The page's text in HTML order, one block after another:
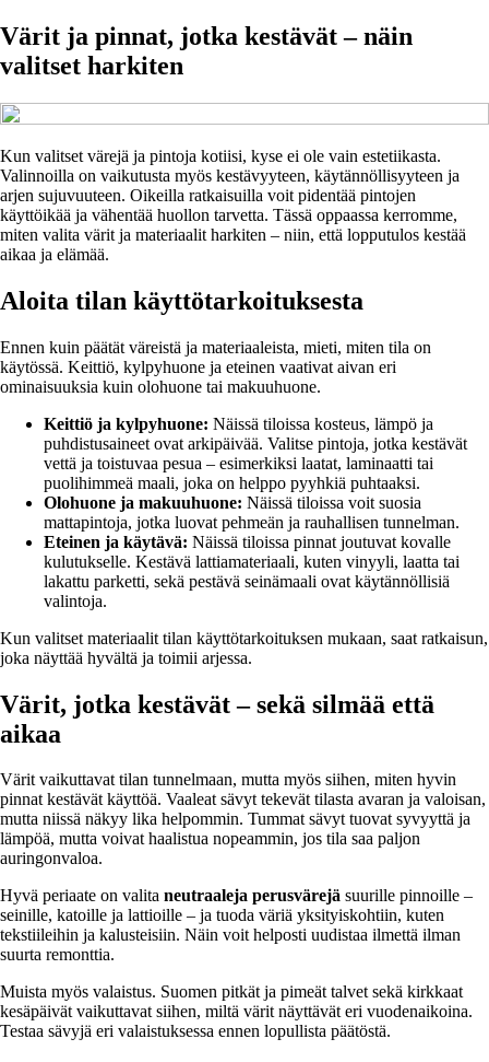
Värit ja pinnat, jotka kestävät – näin
valitset harkiten
Kun valitset värejä ja pintoja kotiisi, kyse ei ole vain estetiikasta.
Valinnoilla on vaikutusta myös kestävyyteen, käytännöllisyyteen ja
arjen sujuvuuteen. Oikeilla ratkaisuilla voit pidentää pintojen
käyttöikää ja vähentää huollon tarvetta. Tässä oppaassa kerromme,
miten valita värit ja materiaalit harkiten – niin, että lopputulos kestää
aikaa ja elämää.
Aloita tilan käyttötarkoituksesta
Ennen kuin päätät väreistä ja materiaaleista, mieti, miten tila on
käytössä. Keittiö, kylpyhuone ja eteinen vaativat aivan eri
ominaisuuksia kuin olohuone tai makuuhuone.
Keittiö ja kylpyhuone: Näissä tiloissa kosteus, lämpö ja
puhdistusaineet ovat arkipäivää. Valitse pintoja, jotka kestävät
vettä ja toistuvaa pesua – esimerkiksi laatat, laminaatti tai
puolihimmeä maali, joka on helppo pyyhkiä puhtaaksi.
Olohuone ja makuuhuone: Näissä tiloissa voit suosia
mattapintoja, jotka luovat pehmeän ja rauhallisen tunnelman.
Eteinen ja käytävä: Näissä tiloissa pinnat joutuvat kovalle
kulutukselle. Kestävä lattiamateriaali, kuten vinyyli, laatta tai
lakattu parketti, sekä pestävä seinämaali ovat käytännöllisiä
valintoja.
Kun valitset materiaalit tilan käyttötarkoituksen mukaan, saat ratkaisun,
joka näyttää hyvältä ja toimii arjessa.
Värit, jotka kestävät – sekä silmää että
aikaa
Värit vaikuttavat tilan tunnelmaan, mutta myös siihen, miten hyvin
pinnat kestävät käyttöä. Vaaleat sävyt tekevät tilasta avaran ja valoisan,
mutta niissä näkyy lika helpommin. Tummat sävyt tuovat syvyyttä ja
lämpöä, mutta voivat haalistua nopeammin, jos tila saa paljon
auringonvaloa.
Hyvä periaate on valita neutraaleja perusvärejä suurille pinnoille –
seinille, katoille ja lattioille – ja tuoda väriä yksityiskohtiin, kuten
tekstiileihin ja kalusteisiin. Näin voit helposti uudistaa ilmettä ilman
suurta remonttia.
Muista myös valaistus. Suomen pitkät ja pimeät talvet sekä kirkkaat
kesäpäivät vaikuttavat siihen, miltä värit näyttävät eri vuodenaikoina.
Testaa sävyjä eri valaistuksessa ennen lopullista päätöstä.